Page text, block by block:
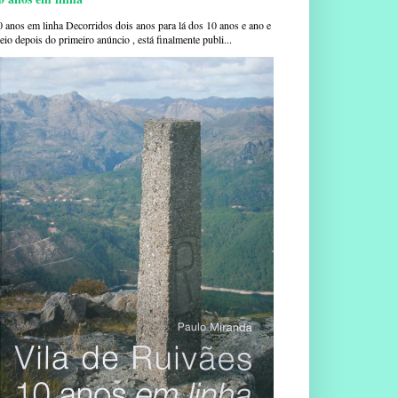
anos em linha Decorridos dois anos para lá dos 10 anos e ano e
depois do primeiro anúncio , está finalmente publi...